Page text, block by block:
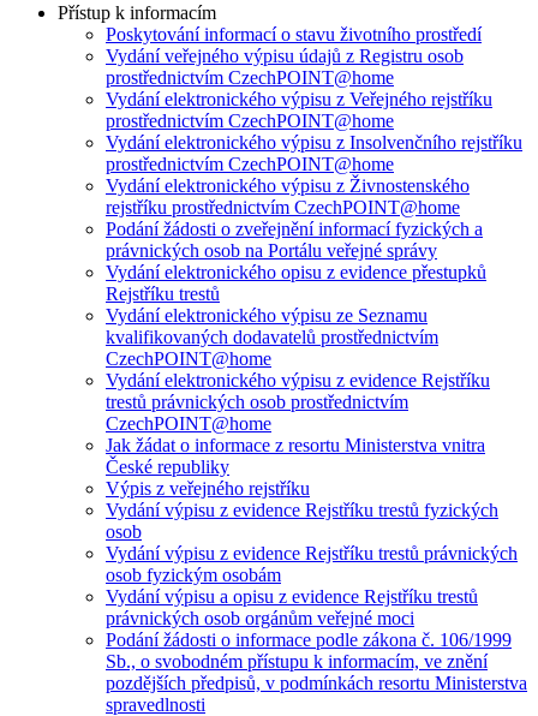
Přístup k informacím
Poskytování informací o stavu životního prostředí
Vydání veřejného výpisu údajů z Registru osob
prostřednictvím CzechPOINT@home
Vydání elektronického výpisu z Veřejného rejstříku
prostřednictvím CzechPOINT@home
Vydání elektronického výpisu z Insolvenčního rejstříku
prostřednictvím CzechPOINT@home
Vydání elektronického výpisu z Živnostenského
rejstříku prostřednictvím CzechPOINT@home
Podání žádosti o zveřejnění informací fyzických a
právnických osob na Portálu veřejné správy
Vydání elektronického opisu z evidence přestupků
Rejstříku trestů
Vydání elektronického výpisu ze Seznamu
kvalifikovaných dodavatelů prostřednictvím
CzechPOINT@home
Vydání elektronického výpisu z evidence Rejstříku
trestů právnických osob prostřednictvím
CzechPOINT@home
Jak žádat o informace z resortu Ministerstva vnitra
České republiky
Výpis z veřejného rejstříku
Vydání výpisu z evidence Rejstříku trestů fyzických
osob
Vydání výpisu z evidence Rejstříku trestů právnických
osob fyzickým osobám
Vydání výpisu a opisu z evidence Rejstříku trestů
právnických osob orgánům veřejné moci
Podání žádosti o informace podle zákona č. 106/1999
Sb., o svobodném přístupu k informacím, ve znění
pozdějších předpisů, v podmínkách resortu Ministerstva
spravedlnosti